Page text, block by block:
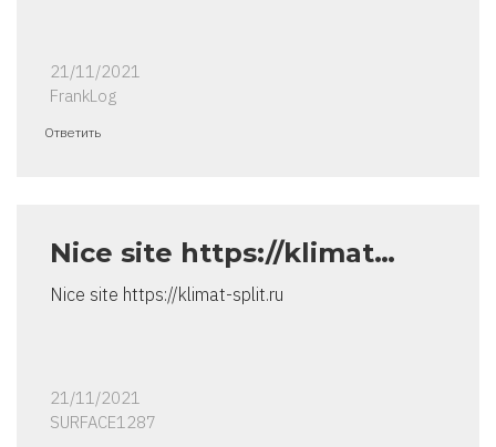
21/11/2021
FrankLog
Ответить
Nice site https://klimat…
Nice site https://klimat-split.ru
21/11/2021
SURFACE1287